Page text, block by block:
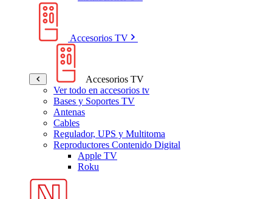
Accesorios TV
Accesorios TV
Ver todo en accesorios tv
Bases y Soportes TV
Antenas
Cables
Regulador, UPS y Multitoma
Reproductores Contenido Digital
Apple TV
Roku